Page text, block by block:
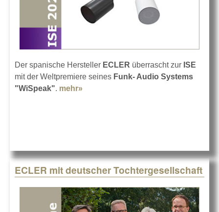
Der spanische Hersteller ECLER überrascht zur ISE
mit der Weltpremiere seines Funk- Audio Systems
"WiSpeak". mehr»
ECLER mit deutscher Tochtergesellschaft